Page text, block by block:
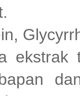
ekstrak